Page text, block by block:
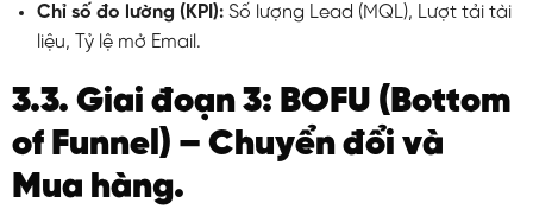
Chỉ số đo lường (KPI):Số lượng Lead (MQL), Lượt tải tài
liệu, Tỷ lệ mở Email.
3.3. Giai đoạn 3: BOFU (Bottom
of Funnel) – Chuyển đổi và
Mua hàng.